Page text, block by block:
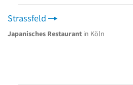
Strassfeld
Japanisches Restaurant in Köln